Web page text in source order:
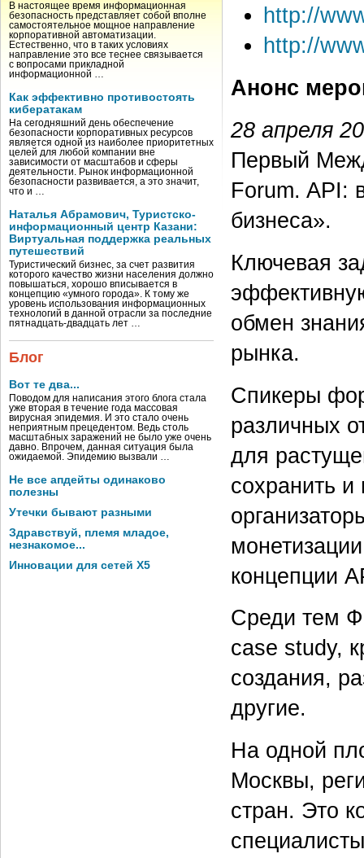
В настоящее время информационная
безопасность представляет собой вполне
самостоятельное мощное направление
корпоративной автоматизации.
Естественно, что в таких условиях
направление это все теснее связывается
с вопросами прикладной
информационной …
Как эффективно противостоять
кибератакам
На сегодняшний день обеспечение
безопасности корпоративных ресурсов
является одной из наиболее приоритетных
целей для любой компании вне
зависимости от масштабов и сферы
деятельности. Рынок информационной
безопасности развивается, а это значит,
что и …
Наталья Абрамович, Туристско-
информационный центр Казани:
Виртуальная поддержка реальных
путешествий
Туристический бизнес, за счет развития
которого качество жизни населения должно
повышаться, хорошо вписывается в
концепцию «умного города». К тому же
уровень использования информационных
технологий в данной отрасли за последние
пятнадцать-двадцать лет …
Блог
Вот те два...
Поводом для написания этого блога стала
уже вторая в течение года массовая
вирусная эпидемия. И это стало очень
неприятным прецедентом. Ведь столь
масштабных заражений не было уже очень
давно. Впрочем, данная ситуация была
ожидаемой. Эпидемию вызвали …
Не все апдейты одинаково
полезны
Утечки бывают разными
Здравствуй, племя младое,
незнакомое...
Инновации для сетей X5
http://
http://
Анонс
28 апреля
Первый
Forum. API:
бизнеса».
Ключевая
обмен
рынка.
Спикеры
различных
для
сохранить
концепции
Среди тем
сase study,
создания,
другие.
На одной
Москвы,
стран. Это